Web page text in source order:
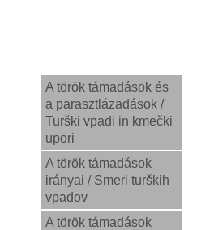
A török támadások és
a parasztlázadások /
Turški vpadi in kmečki
upori
A török támadások
irányai / Smeri turških
vpadov
A török támadások